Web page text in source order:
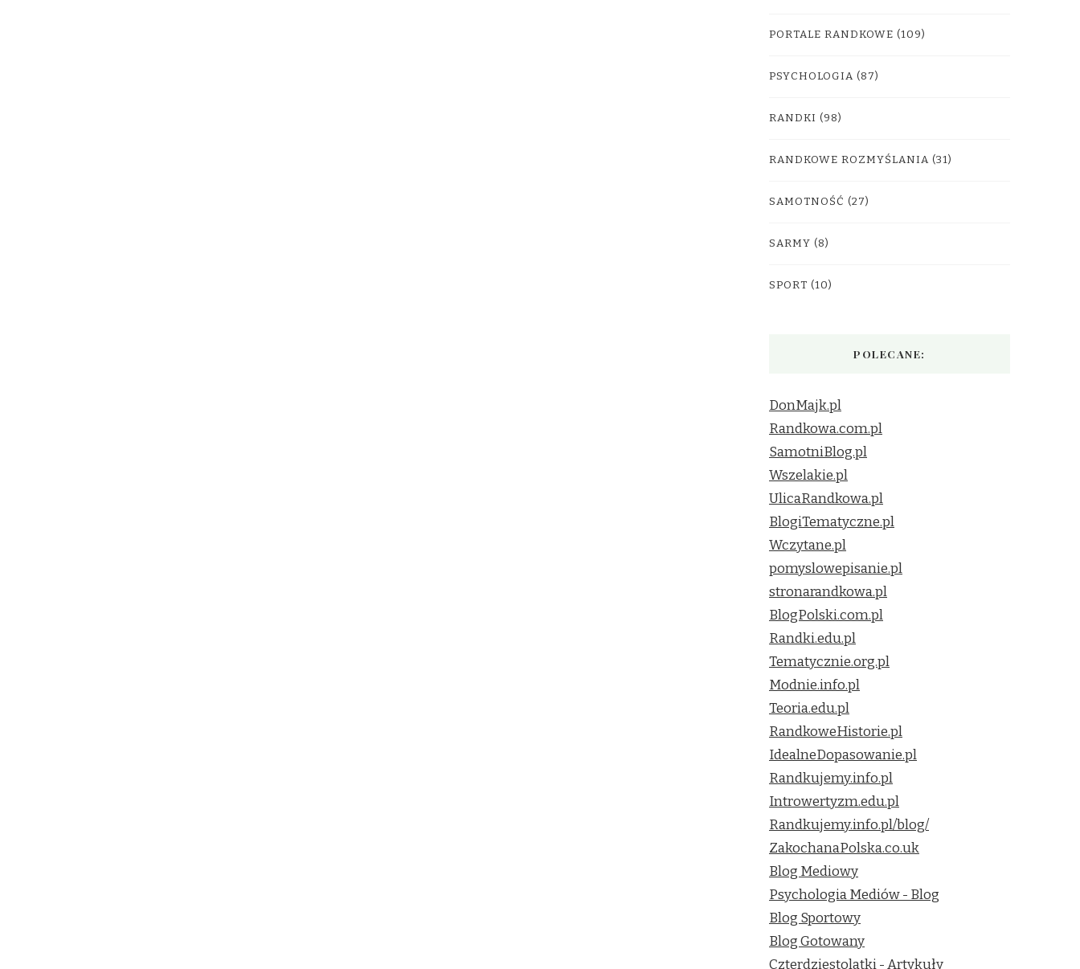
PORTALE RANDKOWE (109)
PSYCHOLOGIA (87)
RANDKI (98)
RANDKOWE ROZMYŚLANIA (31)
SAMOTNOŚĆ (27)
SARMY (8)
SPORT (10)
POLECANE:
DonMajk.pl
Randkowa.com.pl
SamotniBlog.pl
Wszelakie.pl
UlicaRandkowa.pl
BlogiTematyczne.pl
Wczytane.pl
pomyslowepisanie.pl
stronarandkowa.pl
BlogPolski.com.pl
Randki.edu.pl
Tematycznie.org.pl
Modnie.info.pl
Teoria.edu.pl
RandkoweHistorie.pl
IdealneDopasowanie.pl
Randkujemy.info.pl
Introwertyzm.edu.pl
Randkujemy.info.pl/blog/
ZakochanaPolska.co.uk
Blog Mediowy
Psychologia Mediów - Blog
Blog Sportowy
Blog Gotowany
Czterdziestolatki - Artykuły